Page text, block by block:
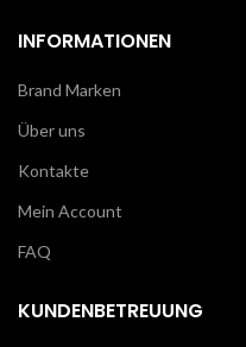
INFORMATIONEN
Brand Marken
Über uns
Kontakte
Mein Account
FAQ
KUNDENBETREUUNG